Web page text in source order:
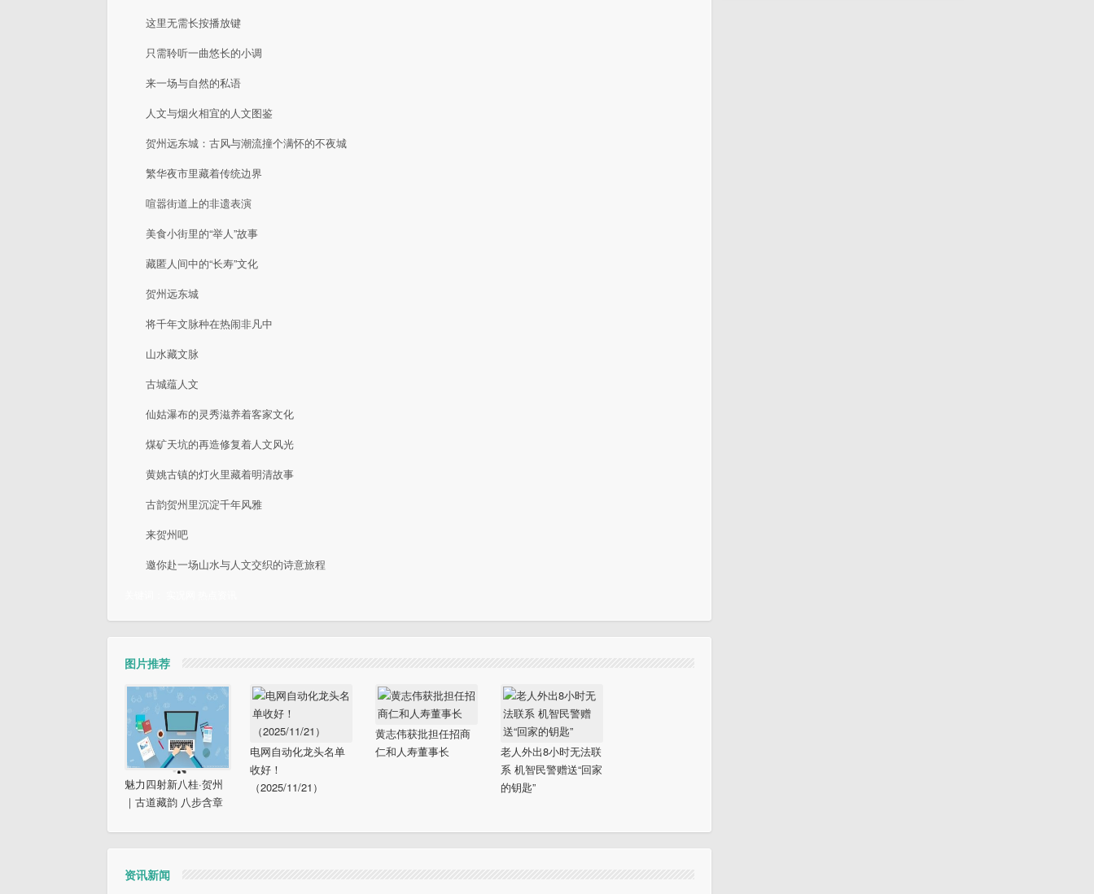
这里无需长按播放键
只需聆听一曲悠长的小调
来一场与自然的私语
人文与烟火相宜的人文图鉴
贺州远东城：古风与潮流撞个满怀的不夜城
繁华夜市里藏着传统边界
喧嚣街道上的非遗表演
美食小街里的“举人”故事
藏匿人间中的“长寿”文化
贺州远东城
将千年文脉种在热闹非凡中
山水藏文脉
古城蕴人文
仙姑瀑布的灵秀滋养着客家文化
煤矿天坑的再造修复着人文风光
黄姚古镇的灯火里藏着明清故事
古韵贺州里沉淀千年风雅
来贺州吧
邀你赴一场山水与人文交织的诗意旅程
图片推荐
魅力四射新八桂·贺州
｜古道藏韵 八步含章
电网自动化龙头名单
收好！
（2025/11/21）
黄志伟获批担任招商
仁和人寿董事长
老人外出8小时无法联
系 机智民警赠送“回家
的钥匙”
资讯新闻